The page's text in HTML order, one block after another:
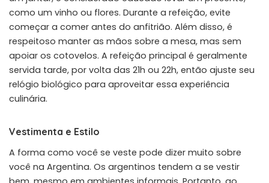
como um vinho ou flores. Durante a refeição, evite
começar a comer antes do anfitrião. Além disso, é
respeitoso manter as mãos sobre a mesa, mas sem
apoiar os cotovelos. A refeição principal é geralmente
servida tarde, por volta das 21h ou 22h, então ajuste seu
relógio biológico para aproveitar essa experiência
culinária.
Vestimenta e Estilo
A forma como você se veste pode dizer muito sobre
você na Argentina. Os argentinos tendem a se vestir